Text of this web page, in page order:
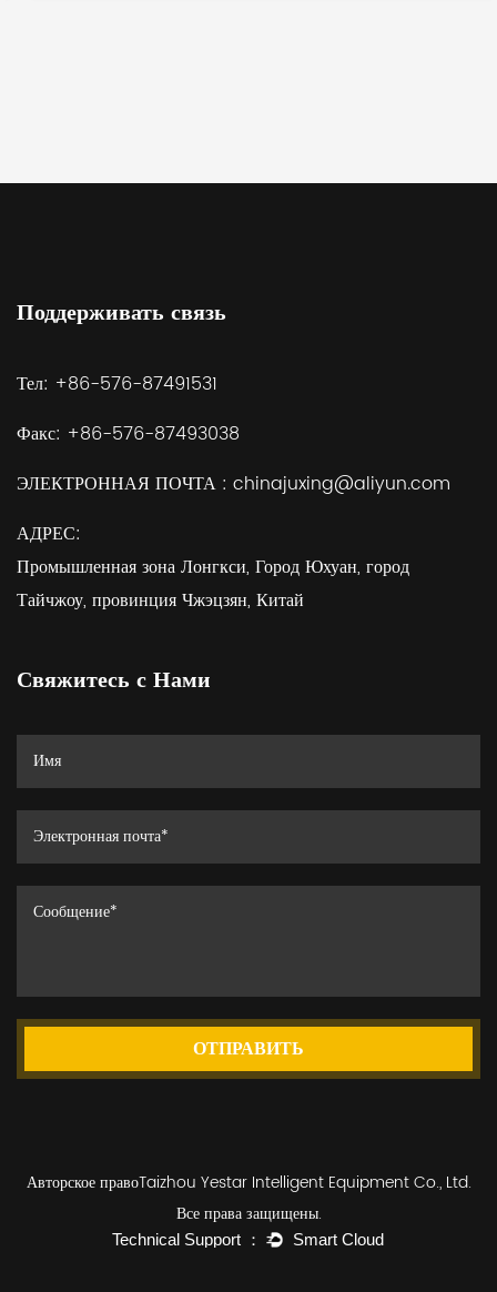
Поддерживать связь
Тел: +86-576-87491531
Факс: +86-576-87493038
ЭЛЕКТРОННАЯ ПОЧТА : chinajuxing@aliyun.com
АДРЕС:
Промышленная зона Лонгкси, Город Юхуан, город
Тайчжоу, провинция Чжэцзян, Китай
Свяжитесь с Нами
ОТПРАВИТЬ
Авторское правоTaizhou Yestar Intelligent Equipment Co., Ltd.
Все права защищены.